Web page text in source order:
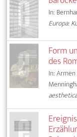
In:
Europa:
Form
des
In: